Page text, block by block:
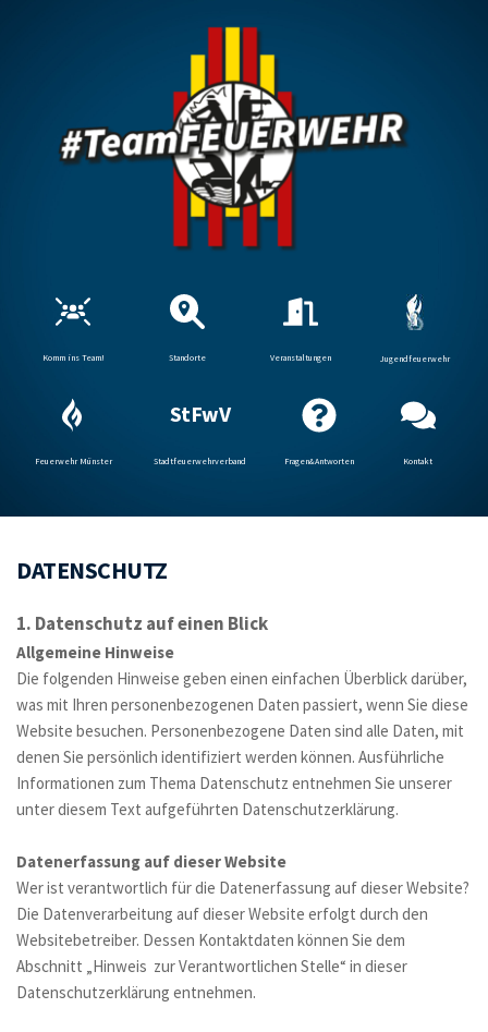
Komm ins Team! Standorte Veranstaltungen Jugendfeuerwehr
Feuerwehr Münster
StFwV
Stadtfeuerwehrverband Fragen&Antworten Kontakt
DATENSCHUTZ
1. Datenschutz auf einen Blick
Allgemeine Hinweise
Die folgenden Hinweise geben einen einfachen Überblick darüber,
was mit Ihren personenbezogenen Daten passiert, wenn Sie diese
Website besuchen. Personenbezogene Daten sind alle Daten, mit
denen Sie persönlich identifiziert werden können. Ausführliche
Informationen zum Thema Datenschutz entnehmen Sie unserer
unter diesem Text aufgeführten Datenschutzerklärung.
Datenerfassung auf dieser Website
Wer ist verantwortlich für die Datenerfassung auf dieser Website?
Die Datenverarbeitung auf dieser Website erfolgt durch den
Websitebetreiber. Dessen Kontaktdaten können Sie dem
Abschnitt „Hinweis  zur Verantwortlichen Stelle“ in dieser
Datenschutzerklärung entnehmen.